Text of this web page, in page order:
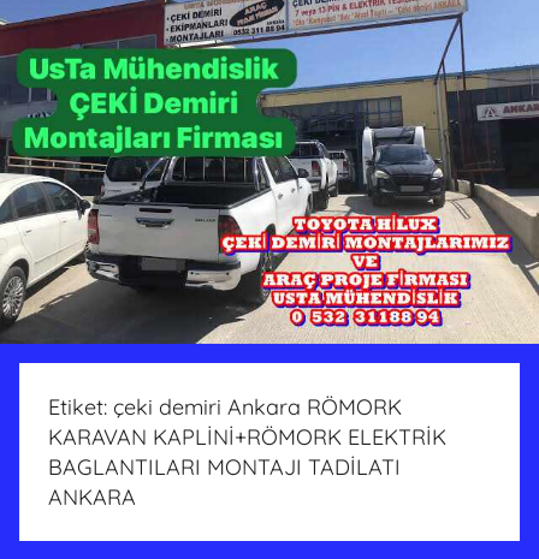
Etiket: çeki demiri Ankara RÖMORK
KARAVAN KAPLİNİ+RÖMORK ELEKTRİK
BAGLANTILARI MONTAJI TADİLATI
ANKARA